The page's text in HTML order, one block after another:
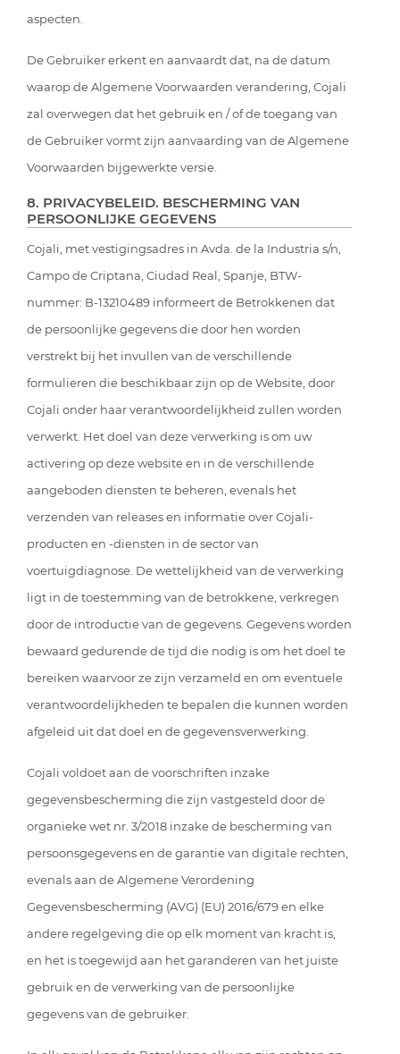
aspecten.
De Gebruiker erkent en aanvaardt dat, na de datum
waarop de Algemene Voorwaarden verandering, Cojali
zal overwegen dat het gebruik en / of de toegang van
de Gebruiker vormt zijn aanvaarding van de Algemene
Voorwaarden bijgewerkte versie.
8. PRIVACYBELEID. BESCHERMING VAN
PERSOONLIJKE GEGEVENS
Cojali, met vestigingsadres in Avda. de la Industria s/n,
Campo de Criptana, Ciudad Real, Spanje, BTW-
nummer: B-13210489 informeert de Betrokkenen dat
de persoonlijke gegevens die door hen worden
verstrekt bij het invullen van de verschillende
formulieren die beschikbaar zijn op de Website, door
Cojali onder haar verantwoordelijkheid zullen worden
verwerkt. Het doel van deze verwerking is om uw
activering op deze website en in de verschillende
aangeboden diensten te beheren, evenals het
verzenden van releases en informatie over Cojali-
producten en -diensten in de sector van
voertuigdiagnose. De wettelijkheid van de verwerking
ligt in de toestemming van de betrokkene, verkregen
door de introductie van de gegevens. Gegevens worden
bewaard gedurende de tijd die nodig is om het doel te
bereiken waarvoor ze zijn verzameld en om eventuele
verantwoordelijkheden te bepalen die kunnen worden
afgeleid uit dat doel en de gegevensverwerking.
Cojali voldoet aan de voorschriften inzake
gegevensbescherming die zijn vastgesteld door de
organieke wet nr. 3/2018 inzake de bescherming van
persoonsgegevens en de garantie van digitale rechten,
evenals aan de Algemene Verordening
Gegevensbescherming (AVG) (EU) 2016/679 en elke
andere regelgeving die op elk moment van kracht is,
en het is toegewijd aan het garanderen van het juiste
gebruik en de verwerking van de persoonlijke
gegevens van de gebruiker.